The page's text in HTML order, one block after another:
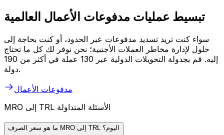
تبسيط عمليات مدفوعات الأعمال العالمية
سواء كنت تريد تسديد مدفوعات عبر الحدود، أو كنت بحاجة إلى
حلول لإدارة مخاطر العملات الأجنبية؛ نحن نوفر لك كل ما تحتاج
إليه. قم بجدولة التحويلات الدولية عبر 130 عملة في أكثر من 190
دولة.
مدفوعات الأعمال
MRO إلى TRL الأسئلة المتداولة
ما هو سعر الصرف MRO إلى TRL اليوم؟